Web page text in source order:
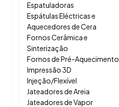
Espatuladoras
Espátulas Eléctricas e
Aquecedores de Cera
Fornos Cerâmica e
Sinterização
Fornos de Pré-Aquecimento
Impressão 3D
Injeção/Flexível
Jateadores de Areia
Jateadores de Vapor